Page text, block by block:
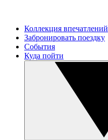
Коллекция впечатлений
Забронировать поездку
События
Куда пойти